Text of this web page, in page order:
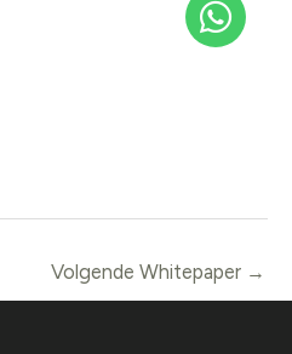
Volgende Whitepaper →